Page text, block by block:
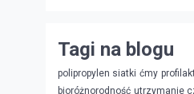
Tagi na blogu
polipropylen siatki ćmy
bioróżnorodność utrzymanie